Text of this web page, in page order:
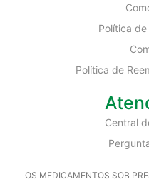
Política
Política de
Central
OS MEDICAMENTOS SOB